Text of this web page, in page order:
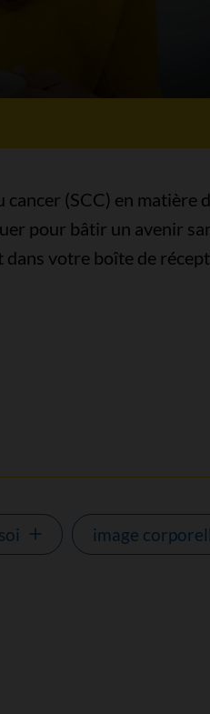
(SCC) en matière
pour bâtir un avenir
votre boîte de
image